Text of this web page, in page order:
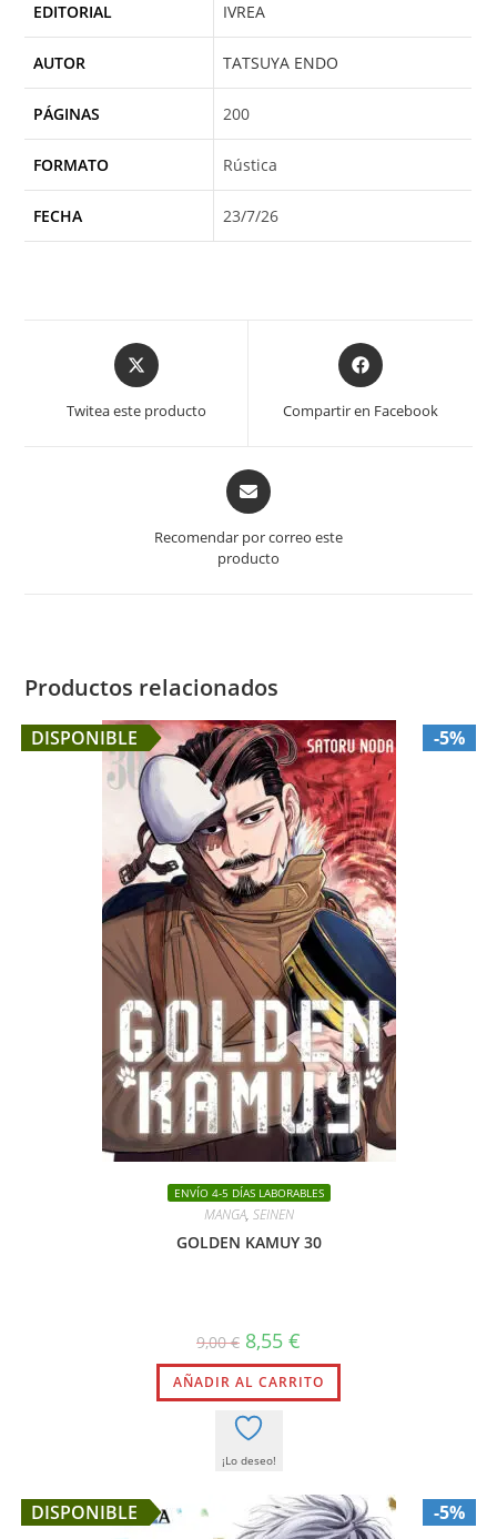
EDITORIAL IVREA
AUTOR TATSUYA ENDO
PÁGINAS 200
FORMATO Rústica
FECHA 23/7/26
Opens
in
Twitea este producto
Opens
in
a
Compartir en Facebook
Opens
in
new
Recomendar por correo este
producto
Productos relacionados
DISPONIBLE -5%
ENVÍO 4-5 DÍAS LABORABLES
MANGA, SEINEN
GOLDEN KAMUY 30
9,00€ El
precio
original
era:
9,00 €.
8,55 €
actual
es:
8,55 €.
AÑADIR AL CARRITO
¡Lo deseo!
DISPONIBLE -5%